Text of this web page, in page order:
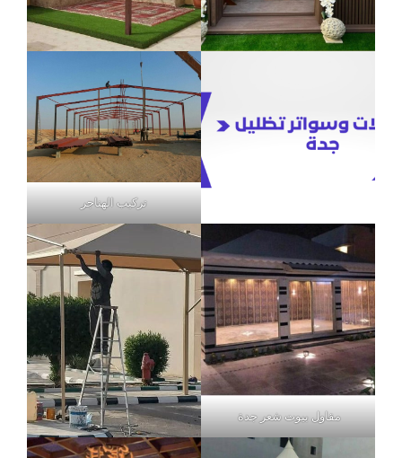
تركيب الهناجر
مقاول بيوت شعر جدة